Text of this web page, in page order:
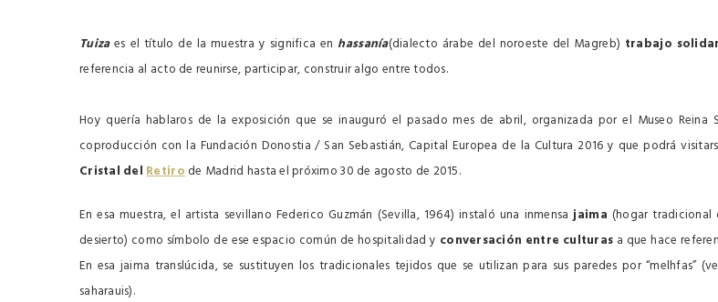
Tuiza es el título de la muestra y significa en hassanía(dialecto árabe del noroeste del Magreb) trabajo
referencia al acto de reunirse, participar, construir algo entre todos.
Hoy quería hablaros de la exposición que se inauguró el pasado mes de abril, organizada por el Museo Reina
coproducción con la Fundación Donostia / San Sebastián, Capital Europea de la Cultura 2016 y que podrá
Cristal delRetirode Madrid hasta el próximo 30 de agosto de 2015.
En esa muestra, el artista sevillano Federico Guzmán (Sevilla, 1964) instaló una inmensajaima (hogar tradicional
desierto) como símbolo de ese espacio común de hospitalidad y conversación entre culturas a que hace
En esa jaima translúcida, se sustituyen los tradicionales tejidos que se utilizan para sus paredes por “melhfas”
saharauis).